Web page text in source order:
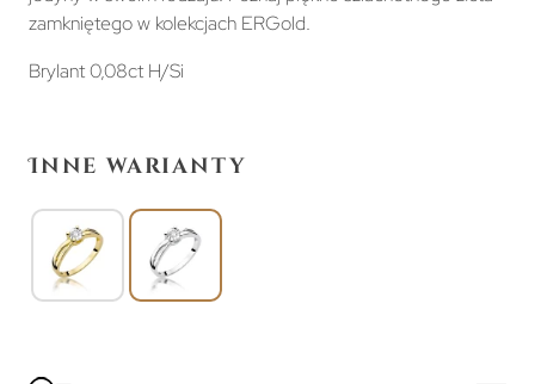
zamkniętego w kolekcjach ERGold.
Brylant 0,08ct H/Si
Inne warianty